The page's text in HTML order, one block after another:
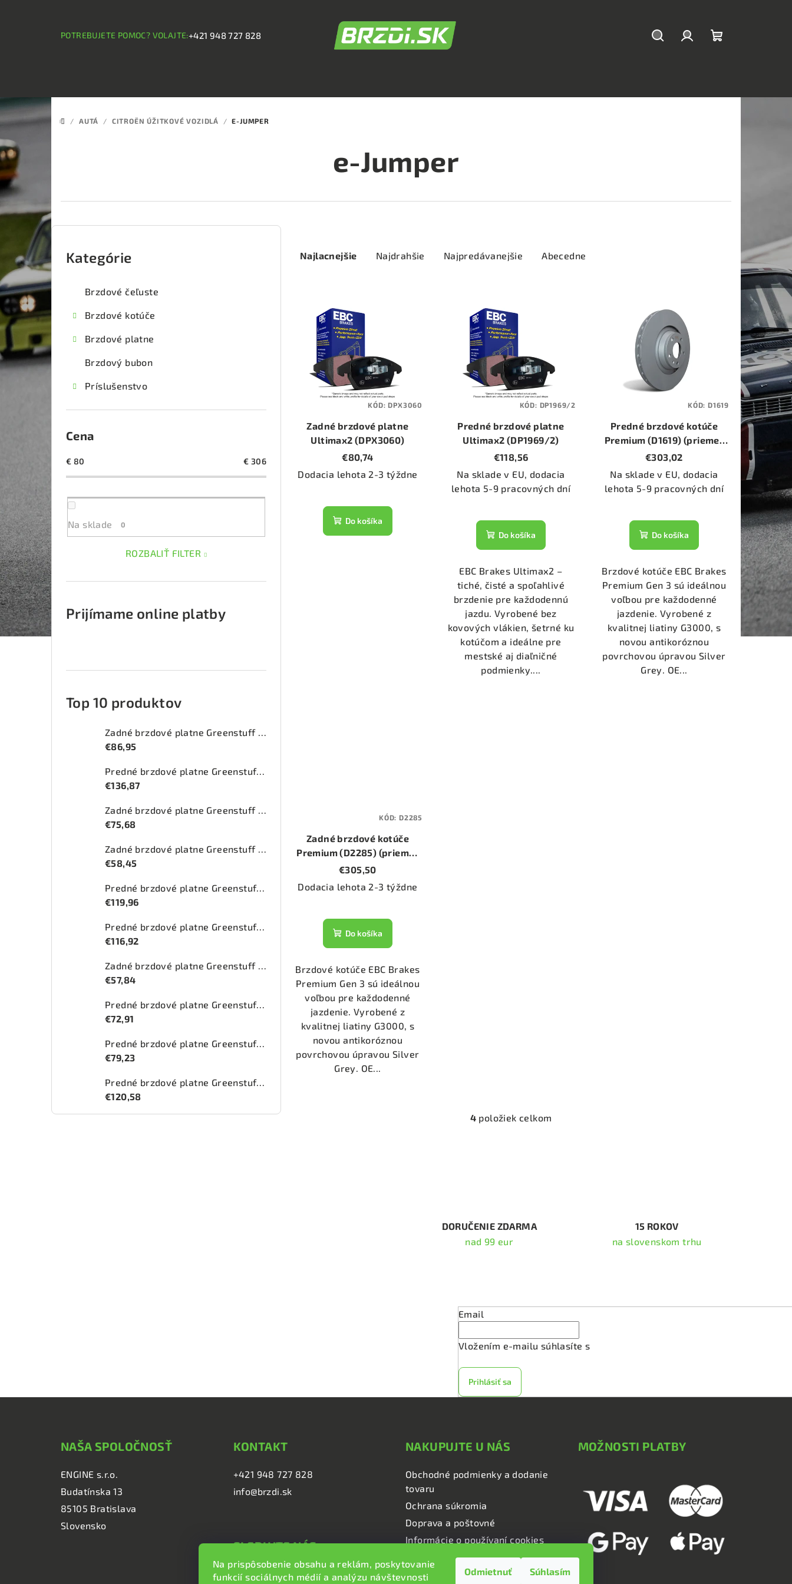
Na prispôsobenie obsahu a reklám, poskytovanie
funkcií sociálnych médií a analýzu návštevnosti
Odmietnuť Súhlasím
POTREBUJETE POMOC? VOLAJTE:+421 948 727 828
DOMOV
/ AUTÁ / CITROËN ÚŽITKOVÉ VOZIDLÁ / E-JUMPER
e-Jumper
B
o
č
ý
p
a
Preskočiť
kategórie
Kategórie
Brzdové čeľuste
Brzdové kotúče
Brzdové platne
Brzdový bubon
Príslušenstvo
Cena
€ 80 € 306
Na sklade 0
ROZBALIŤ FILTER
Prijímame online platby
Top 10 produktov
Zadné brzdové platne Greenstuff 2000 (DP23074)
€86,95
Predné brzdové platne Greenstuff 2000 (DP21911)
€136,87
Zadné brzdové platne Greenstuff 2000 (DP2675)
€75,68
Zadné brzdové platne Greenstuff 2000 (DP2738)
€58,45
Predné brzdové platne Greenstuff 2000 (DP21220/2)
€119,96
Predné brzdové platne Greenstuff 2000 (DP2955)
€116,92
Zadné brzdové platne Greenstuff 2000 (DP2528)
€57,84
Predné brzdové platne Greenstuff 2000 (DP2892)
€72,91
Predné brzdové platne Greenstuff 2000 (DP21056)
€79,23
Predné brzdové platne Greenstuff 2000 (DP21184)
€120,58
aNajlacnejšie Najdrahšie Najpredávanejšie Abecedne
o
Zadné brzdové platne
Ultimax2 (DPX3060)
€80,74
Dodacia lehota 2-3 týždne
Do košíka
KÓD:DPX3060
Predné brzdové platne
Ultimax2 (DP1969/2)
€118,56
Na sklade v EU, dodacia
lehota 5-9 pracovných dní
Do košíka
EBC Brakes Ultimax2 –
tiché, čisté a spoľahlivé
brzdenie pre každodennú
jazdu. Vyrobené bez
kovových vlákien, šetrné ku
kotúčom a ideálne pre
mestské aj diaľničné
podmienky....
KÓD: DP1969/2
Predné brzdové kotúče
Premium (D1619) (priemer
300mm)
€303,02
Na sklade v EU, dodacia
lehota 5-9 pracovných dní
Do košíka
Brzdové kotúče EBC Brakes
Premium Gen 3 sú ideálnou
voľbou pre každodenné
jazdenie. Vyrobené z
kvalitnej liatiny G3000, s
novou antikoróznou
povrchovou úpravou Silver
Grey. OE...
KÓD: D1619
Zadné brzdové kotúče
Premium (D2285) (priemer
300mm)
€305,50
Dodacia lehota 2-3 týždne
Do košíka
Brzdové kotúče EBC Brakes
Premium Gen 3 sú ideálnou
voľbou pre každodenné
jazdenie. Vyrobené z
kvalitnej liatiny G3000, s
novou antikoróznou
povrchovou úpravou Silver
Grey. OE...
KÓD: D2285
O
c
i
v
k
y
ý
p
4 položiek celkom
DORUČENIE ZDARMA
nad 99 eur
15 ROKOV
na slovenskom trhu
Email
Vložením e-mailu súhlasíte s
Prihlásiť sa
NAŠA SPOLOČNOSŤ
ENGINE s.r.o.
Budatínska 13
85105 Bratislava
Slovensko
KONTAKT
+421 948 727 828
info@brzdi.sk
SLEDUJTE NÁS
brzdi.sk
NAKUPUJTE U NÁS
Obchodné podmienky a dodanie
tovaru
Ochrana súkromia
Doprava a poštovné
Informácie o používaní cookies
MOŽNOSTI PLATBY